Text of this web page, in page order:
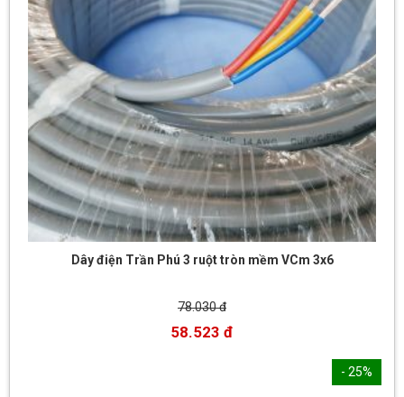
Dây điện Trần Phú 3 ruột tròn mềm VCm 3x6
78.030 đ
58.523 đ
- 25%